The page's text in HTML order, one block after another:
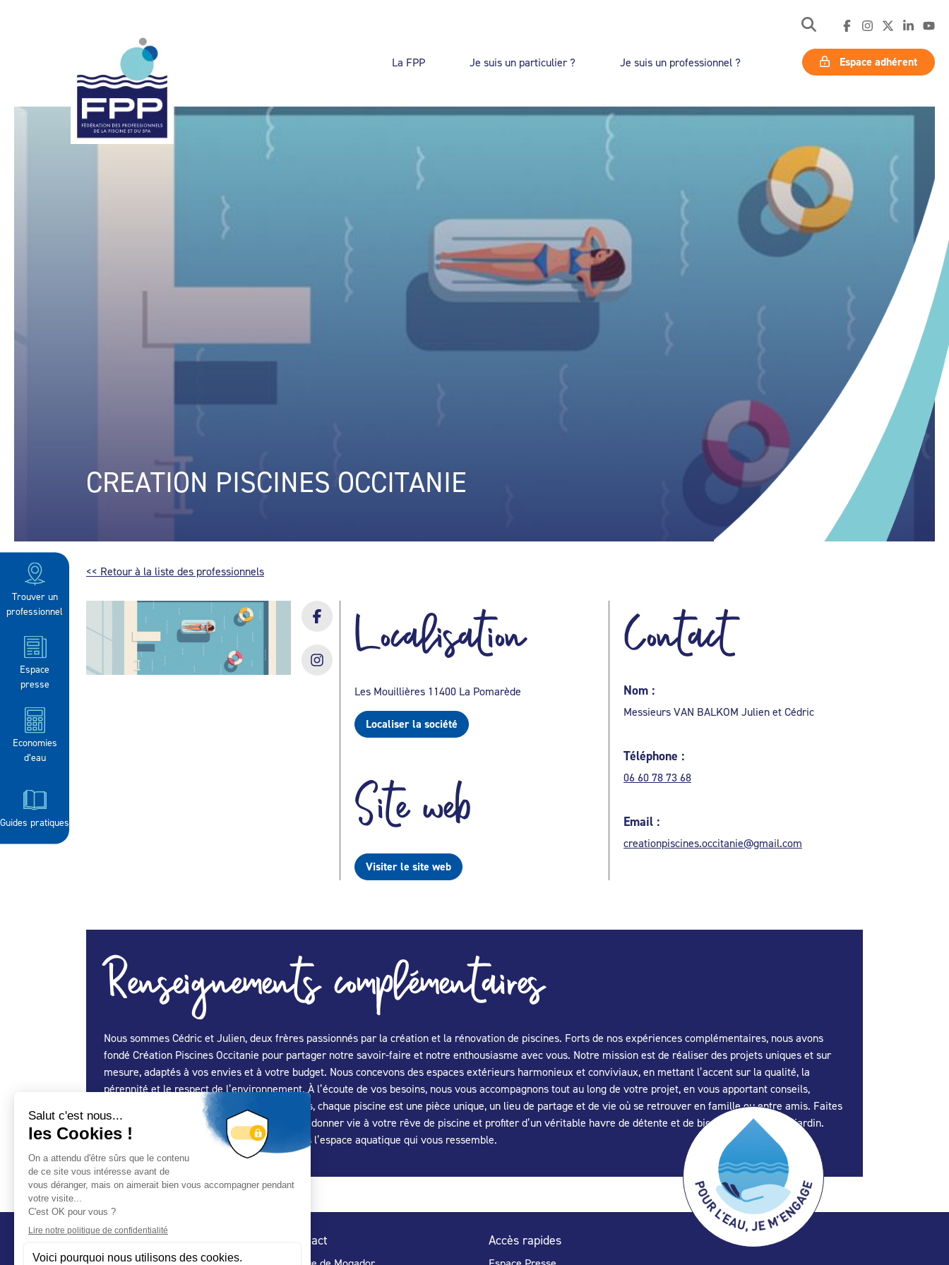
La FPP Je suis un particulier ? Je suis un professionnel ? Espace adhérent
Trouver un
professionnel
Espace
presse
Economies
d’eau
Guides pratiques
CREATION PISCINES OCCITANIE
<< Retour à la liste des professionnels
Localisation
Les Mouillières 11400 La Pomarède
Localiser la société
Site web
Visiter le site web
Contact
Nom :
Messieurs VAN BALKOM Julien et Cédric
Téléphone :
06 60 78 73 68
Email :
creationpiscines.occitanie@gmail.com
Renseignements complémentaires
Nous sommes Cédric et Julien, deux frères passionnés par la création et la rénovation de piscines. Forts de nos expériences complémentaires, nous avons
fondé Création Piscines Occitanie pour partager notre savoir-faire et notre enthousiasme avec vous. Notre mission est de réaliser des projets uniques et sur
mesure, adaptés à vos envies et à votre budget. Nous concevons des espaces extérieurs harmonieux et conviviaux, en mettant l’accent sur la qualité, la
pérennité et le respect de l’environnement. À l’écoute de vos besoins, nous vous accompagnons tout au long de votre projet, en vous apportant conseils,
expertise et un suivi personnalisé. Pour nous, chaque piscine est une pièce unique, un lieu de partage et de vie où se retrouver en famille ou entre amis. Faites
confiance à Création Piscines Occitanie pour donner vie à votre rêve de piscine et profiter d’un véritable havre de détente et de bien-être dans votre jardin.
Ensemble, concrétisons vos envies et créons l’espace aquatique qui vous ressemble.
Contact Accès rapides